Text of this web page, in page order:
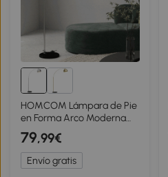
HOMCOM Lámpara de Pie
en Forma Arco Moderna
Portalámpara E27 40 W
con Interruptor de Pie 110-
115x30x170-180 cm Plata y
Negro
79,99€
Envío gratis